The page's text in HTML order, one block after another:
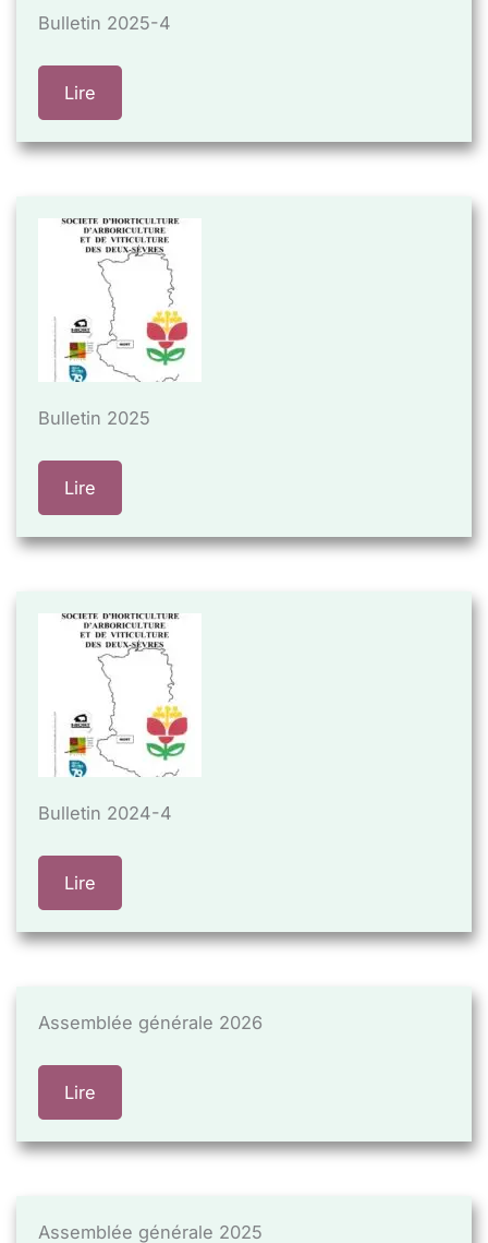
Bulletin 2025-4
Lire
Bulletin 2025
Lire
Bulletin 2024-4
Lire
Assemblée générale 2026
Lire
Assemblée générale 2025